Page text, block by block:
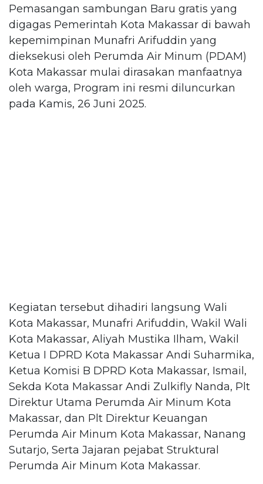
Pemasangan sambungan Baru gratis yang
digagas Pemerintah Kota Makassar di bawah
kepemimpinan Munafri Arifuddin yang
dieksekusi oleh Perumda Air Minum (PDAM)
Kota Makassar mulai dirasakan manfaatnya
oleh warga, Program ini resmi diluncurkan
pada Kamis, 26 Juni 2025.
Kegiatan tersebut dihadiri langsung Wali
Kota Makassar, Munafri Arifuddin, Wakil Wali
Kota Makassar, Aliyah Mustika Ilham, Wakil
Ketua I DPRD Kota Makassar Andi Suharmika,
Ketua Komisi B DPRD Kota Makassar, Ismail,
Sekda Kota Makassar Andi Zulkifly Nanda, Plt
Direktur Utama Perumda Air Minum Kota
Makassar, dan Plt Direktur Keuangan
Perumda Air Minum Kota Makassar, Nanang
Sutarjo, Serta Jajaran pejabat Struktural
Perumda Air Minum Kota Makassar.